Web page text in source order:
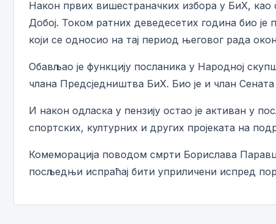
Након првих вишестраначких избора у БиХ,
Добој. Током ратних деведесетих година био је
који се односио на тај период његовог рада
Обављао је функцију посланика у Народној
члана Предсједништва БиХ. Био је и члан
И након одласка у пензију остао је активан у
спортских, културних и других пројеката на
Комеморација поводом смрти Борислава
посљедњи испраћај бити уприличени испред